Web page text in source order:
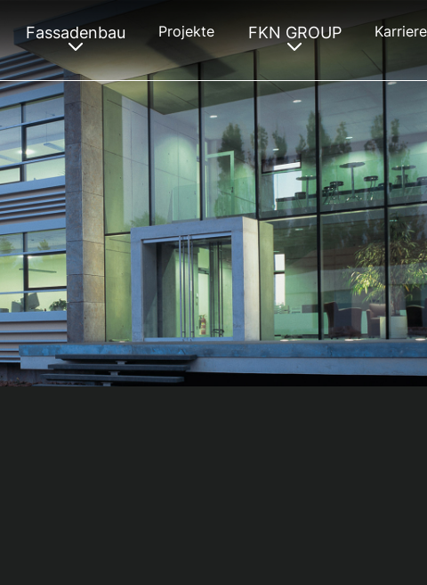
Fassadenbau Projekte FKN GROUP Karriere